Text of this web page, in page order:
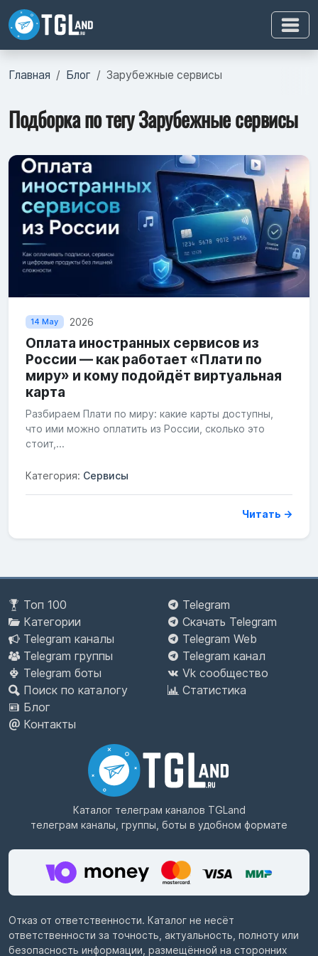
Главная Блог Зарубежные сервисы
Подборка по тегу Зарубежные сервисы
14 May 2026
Оплата иностранных сервисов из
России — как работает «Плати по
миру» и кому подойдёт виртуальная
карта
Разбираем Плати по миру: какие карты доступны,
что ими можно оплатить из России, сколько это
стоит,...
Категория: Сервисы
Читать →
Топ 100
Категории
Telegram каналы
Telegram группы
Telegram боты
Поиск по каталогу
Блог
Контакты
Telegram
Скачать Telegram
Telegram Web
Telegram канал
Vk сообщество
Статистика
Каталог телеграм каналов TGLand
телеграм каналы, группы, боты в удобном формате
Отказ от ответственности. Каталог не несёт
ответственности за точность, актуальность, полноту или
безопасность информации, размещённой на сторонних